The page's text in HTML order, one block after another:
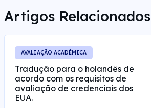
Artigos Relacionados
AVALIAÇÃO ACADÊMICA
Tradução para o holandês de
acordo com os requisitos de
avaliação de credenciais dos
EUA.